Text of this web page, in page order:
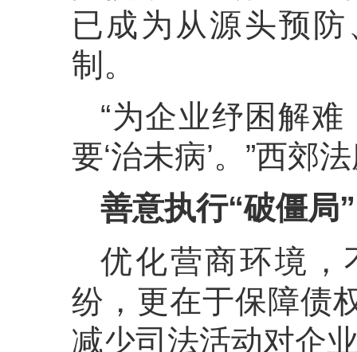
已成为从源头预
制。
“为企业纾困解难
要‘治未病’。”西郊
善意执行“破僵局”
优化营商环境，
纷，更在于保障债
减少司法活动对企